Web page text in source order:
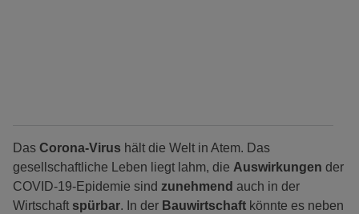
Das Corona-Virus hält die Welt in Atem. Das
gesellschaftliche Leben liegt lahm, die Auswirkungen der
COVID-19-Epidemie sind zunehmend auch in der
Wirtschaft spürbar. In der Bauwirtschaft könnte es neben